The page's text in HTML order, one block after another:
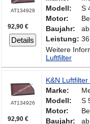
AT134928
92,90 €
Details
Modell:
S
Motor:
Baujahr:
Leistung:
Weitere
Luftfilter
AT134926
92,90 €
K&N
Marke:
Modell:
S
Motor:
Baujahr: